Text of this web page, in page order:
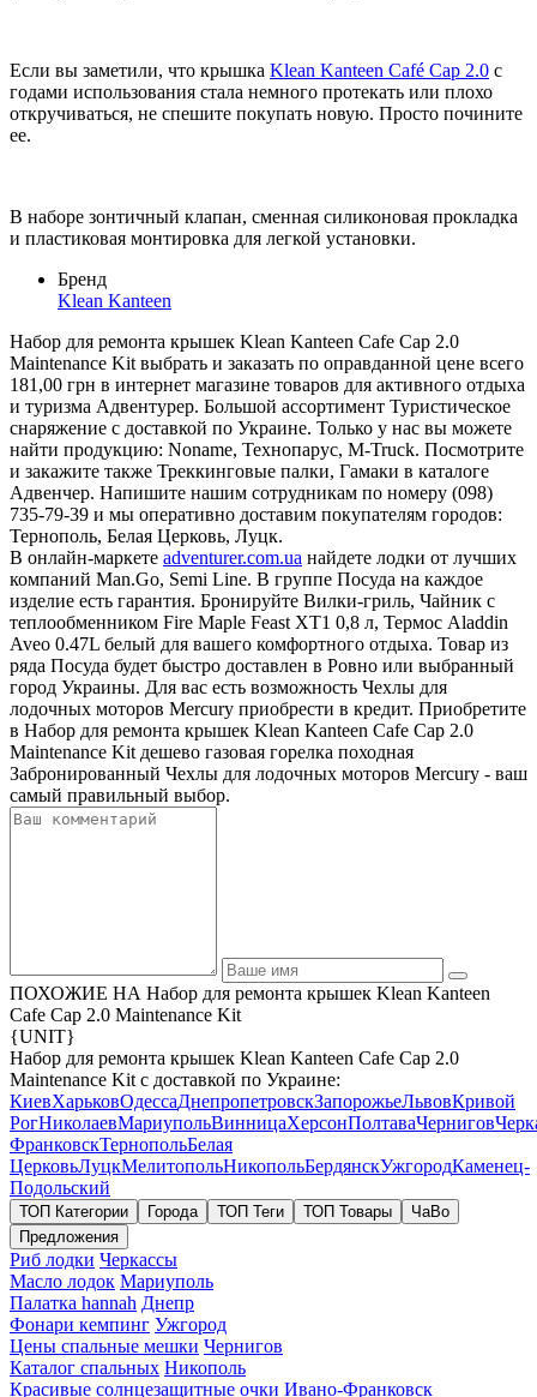
Если вы заметили, что крышка Klean Kanteen Café Cap 2.0 с
годами использования стала немного протекать или плохо
откручиваться, не спешите покупать новую. Просто почините
ее.
В наборе зонтичный клапан, сменная силиконовая прокладка
и пластиковая монтировка для легкой установки.
Бренд
Klean Kanteen
Набор для ремонта крышек Klean Kanteen Cafe Cap 2.0
Maintenance Kit выбрать и заказать по оправданной цене всего
181,00 грн в интернет магазине товаров для активного отдыха
и туризма Адвентурер. Большой ассортимент Туристическое
снаряжение с доставкой по Украине. Только у нас вы можете
найти продукцию: Noname, Технопарус, M-Truck. Посмотрите
и закажите также Треккинговые палки, Гамаки в каталоге
Адвенчер. Напишите нашим сотрудникам по номеру (098)
735-79-39 и мы оперативно доставим покупателям городов:
Тернополь, Белая Церковь, Луцк.
В онлайн-маркете adventurer.com.ua найдете лодки от лучших
компаний Man.Go, Semi Line. В группе Посуда на каждое
изделие есть гарантия. Бронируйте Вилки-гриль, Чайник с
теплообменником Fire Maple Feast XT1 0,8 л, Термос Aladdin
Aveo 0.47L белый для вашего комфортного отдыха. Товар из
ряда Посуда будет быстро доставлен в Ровно или выбранный
город Украины. Для вас есть возможность Чехлы для
лодочных моторов Mercury приобрести в кредит. Приобретите
в Набор для ремонта крышек Klean Kanteen Cafe Cap 2.0
Maintenance Kit дешево газовая горелка походная
Забронированный Чехлы для лодочных моторов Mercury - ваш
самый правильный выбор.
ПОХОЖИЕ НА Набор для ремонта крышек Klean Kanteen
Cafe Cap 2.0 Maintenance Kit
{UNIT}
Набор для ремонта крышек Klean Kanteen Cafe Cap 2.0
Maintenance Kit с доставкой по Украине:
КиевХарьковОдессаДнепропетровскЗапорожьеЛьвовКривой
РогНиколаевМариупольВинницаХерсонПолтаваЧернигов
ФранковскТернопольБелая
ЦерковьЛуцкМелитопольНикопольБердянскУжгородКаменец-
Подольский
ТОП Категории Города ТОП Теги ТОП Товары
ЧаВо
Предложения
Риб лодки Черкассы
Масло лодок Мариуполь
Палатка hannah Днепр
Фонари кемпинг Ужгород
Цены спальные мешки Чернигов
Каталог спальных Никополь
Красивые солнцезащитные очки Ивано-Франковск